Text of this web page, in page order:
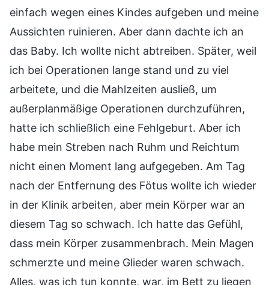
einfach wegen eines Kindes aufgeben und meine
Aussichten ruinieren. Aber dann dachte ich an
das Baby. Ich wollte nicht abtreiben. Später, weil
ich bei Operationen lange stand und zu viel
arbeitete, und die Mahlzeiten ausließ, um
außerplanmäßige Operationen durchzuführen,
hatte ich schließlich eine Fehlgeburt. Aber ich
habe mein Streben nach Ruhm und Reichtum
nicht einen Moment lang aufgegeben. Am Tag
nach der Entfernung des Fötus wollte ich wieder
in der Klinik arbeiten, aber mein Körper war an
diesem Tag so schwach. Ich hatte das Gefühl,
dass mein Körper zusammenbrach. Mein Magen
schmerzte und meine Glieder waren schwach.
Alles, was ich tun konnte, war, im Bett zu liegen